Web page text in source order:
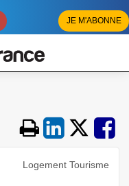
JE M'ABONNE
Logement Tourisme